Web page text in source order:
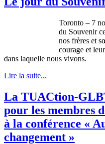
Toronto – 7
du Souvenir
nos frères et
courage et
dans laquelle nous vivons.
Lire la suite...
La TUACtion-
pour les membres
à la conférence «
changement »